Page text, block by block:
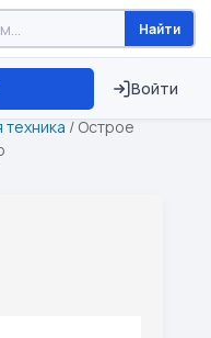
Найти
Войти
⏱ ТОЛЬКО 15 ДНЕЙ
техника / Острое